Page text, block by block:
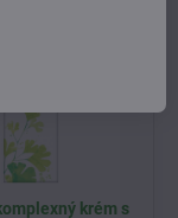
krém s